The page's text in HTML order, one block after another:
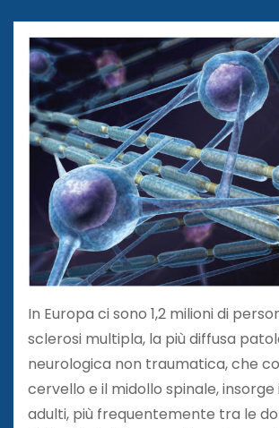
In Europa ci sono 1,2 milioni di
sclerosi multipla, la più diffusa
neurologica non traumatica, che
cervello e il midollo spinale, insorge
adulti, più frequentemente tra le